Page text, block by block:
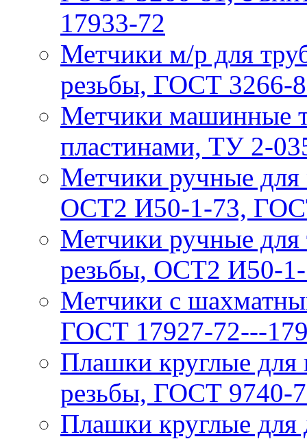
17933-72
Метчики м/р для
резьбы, ГОСТ 3266-
Метчики машинные
пластинами, ТУ 2-
Метчики ручные
ОСТ2 И50-1-73,
Метчики ручные для
резьбы, ОСТ2 И50-
Метчики с
ГОСТ 17927-72---
Плaшки круглые
резьбы, ГОСТ 9740-
Плашки круглые